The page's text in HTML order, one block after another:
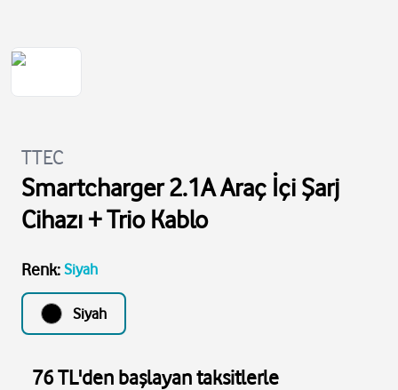
TTEC
Smartcharger 2.1A Araç İçi Şarj
Cihazı + Trio Kablo
Renk: Siyah
Siyah
76 TL'den başlayan taksitlerle